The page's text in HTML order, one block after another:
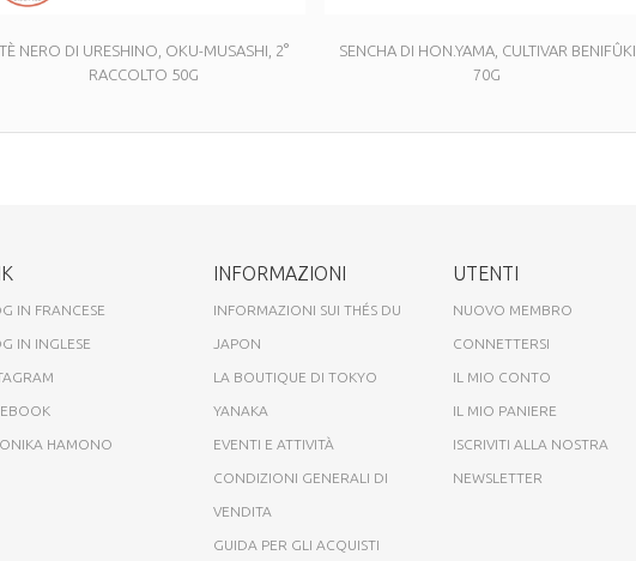
TÈ NERO DI URESHINO, OKU-MUSASHI, 2°
RACCOLTO 50G
SENCHA DI HON.YAMA, CULTIVAR BENIFÛKI
70G
IN FRANCESE
IN INGLESE
HAMONO
INFORMAZIONI
INFORMAZIONI SUI THÉS DU
JAPON
LA BOUTIQUE DI TOKYO
YANAKA
EVENTI E ATTIVITÀ
CONDIZIONI GENERALI DI
VENDITA
GUIDA PER GLI ACQUISTI
UTENTI
NUOVO MEMBRO
CONNETTERSI
IL MIO CONTO
IL MIO PANIERE
ISCRIVITI ALLA NOSTRA
NEWSLETTER